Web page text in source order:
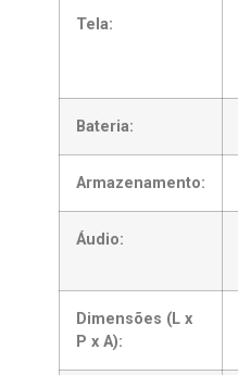
Tela:
Bateria:
Armazenamento:
Áudio:
Dimensões (L x
P x A):